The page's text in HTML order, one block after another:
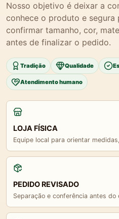
Nosso objetivo é deixar a
conhece o produto e segura
confirmar tamanho, cor,
antes de finalizar o pedido.
Tradição Qualidade
Atendimento humano
LOJA FÍSICA
Equipe local para orientar
PEDIDO REVISADO
Separação e conferência antes